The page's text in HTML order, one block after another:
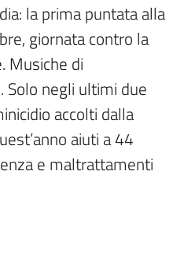
la prima puntata alla
giornata contro la
Musiche di
Solo negli ultimi due
accolti dalla
aiuti a 44
e maltrattamenti